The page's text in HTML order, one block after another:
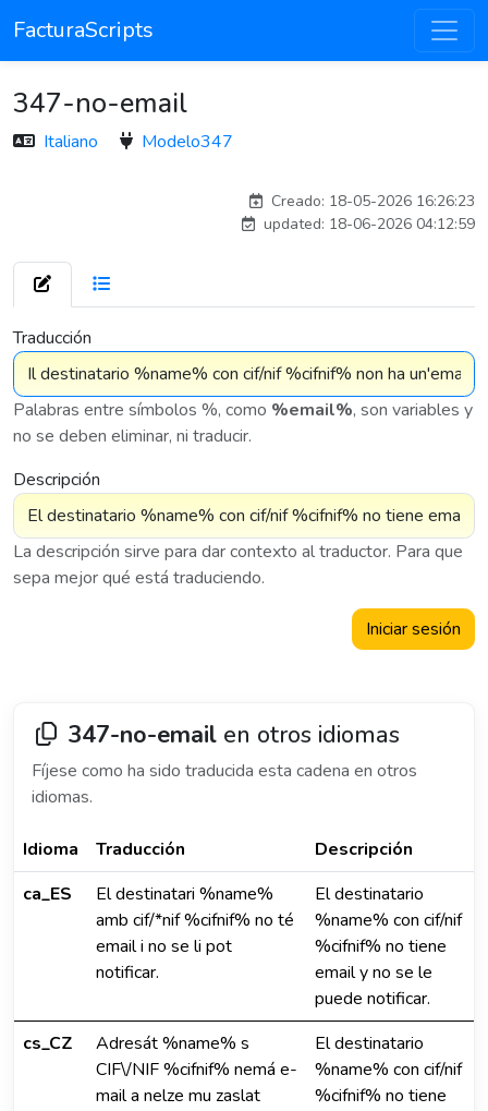
FacturaScripts
347-no-email
Italiano Modelo347
Creado: 18-05-2026 16:26:23
updated: 18-06-2026 04:12:59
Traducción
Palabras entre símbolos %, como %email%, son variables y
no se deben eliminar, ni traducir.
Descripción
La descripción sirve para dar contexto al traductor. Para que
sepa mejor qué está traduciendo.
Iniciar sesión
347-no-email en otros idiomas
Fíjese como ha sido traducida esta cadena en otros
idiomas.
Idioma Traducción
Descripción
ca_ES
El destinatari %name%
amb cif/*nif %cifnif% no té
email i no se li pot
notificar.
El destinatario
%name% con cif/nif
%cifnif% no tiene
email y no se le
puede notificar.
cs_CZ
Adresát %name% s
CIF\/NIF %cifnif% nemá e-
mail a nelze mu zaslat
El destinatario
%name% con cif/nif
%cifnif% no tiene